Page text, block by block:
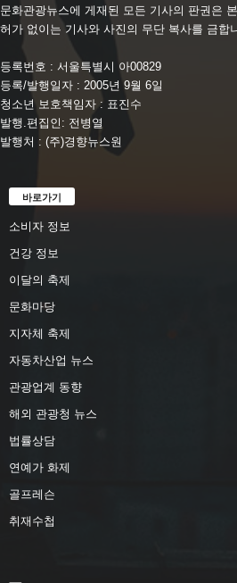
문화관광뉴스에 게재된 모든 기사의 판권은
허가 없이는 기사와 사진의 무단 복사를 금합
등록번호 : 서울특별시 아00829
등록/발행일자 : 2005년 9월 6일
청소년 보호책임자 : 표진수
발행.편집인: 전병열
발행처 : (주)경향뉴스원
바로가기
소비자 정보
건강 정보
이달의 축제
문화마당
지자체 축제
자동차산업 뉴스
관광업계 동향
해외 관광청 뉴스
법률상담
연예가 화제
골프레슨
취재수첩